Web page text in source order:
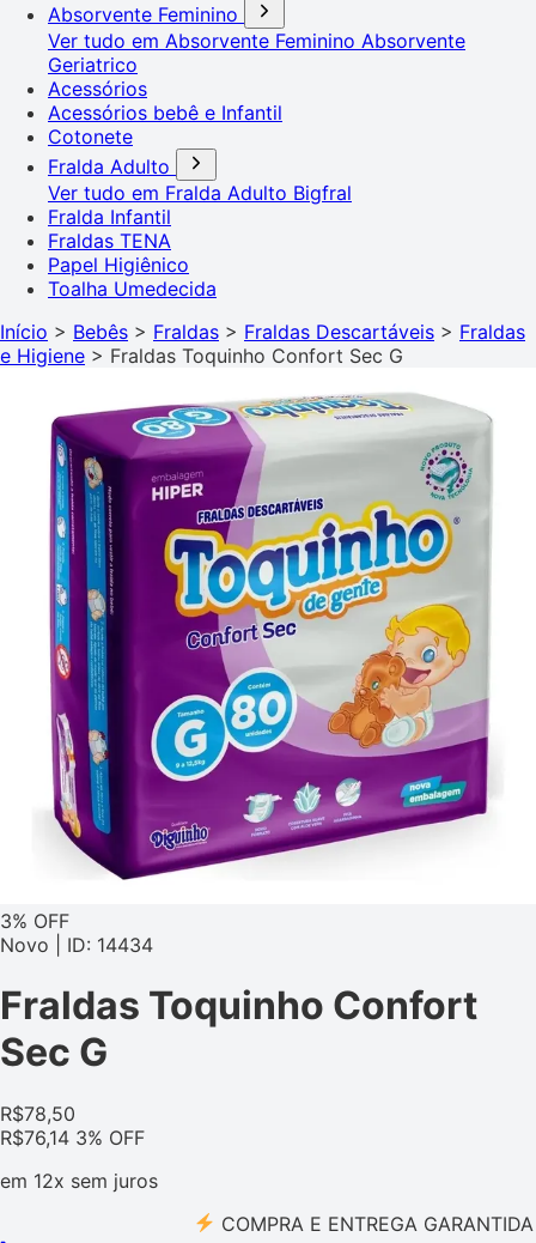
Absorvente Feminino
Ver tudo em Absorvente Feminino Absorvente
Geriatrico
Acessórios
Acessórios bebê e Infantil
Cotonete
Fralda Adulto
Ver tudo em Fralda Adulto Bigfral
Fralda Infantil
Fraldas TENA
Papel Higiênico
Toalha Umedecida
Início > Bebês > Fraldas > Fraldas Descartáveis > Fraldas
e Higiene > Fraldas Toquinho Confort Sec G
3% OFF
Novo | ID: 14434
Fraldas Toquinho Confort
Sec G
R$78,50
R$76,14 3% OFF
em 12x sem juros
COMPRA E ENTREGA GARANTIDA